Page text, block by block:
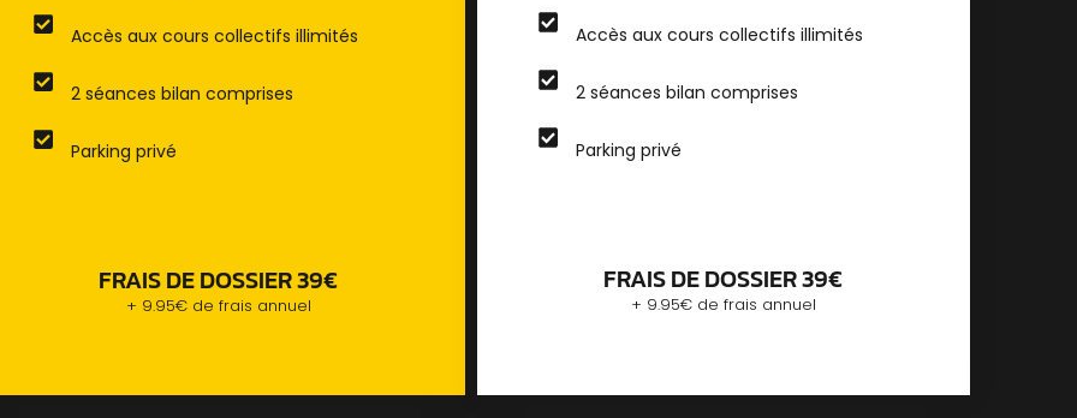
Accès aux cours collectifs illimités
2 séances bilan comprises
Parking privé
FRAIS DE DOSSIER 39€
+ 9.95€ de frais annuel
Accès aux cours collectifs illimités
2 séances bilan comprises
Parking privé
FRAIS DE DOSSIER 39€
+ 9.95€ de frais annuel